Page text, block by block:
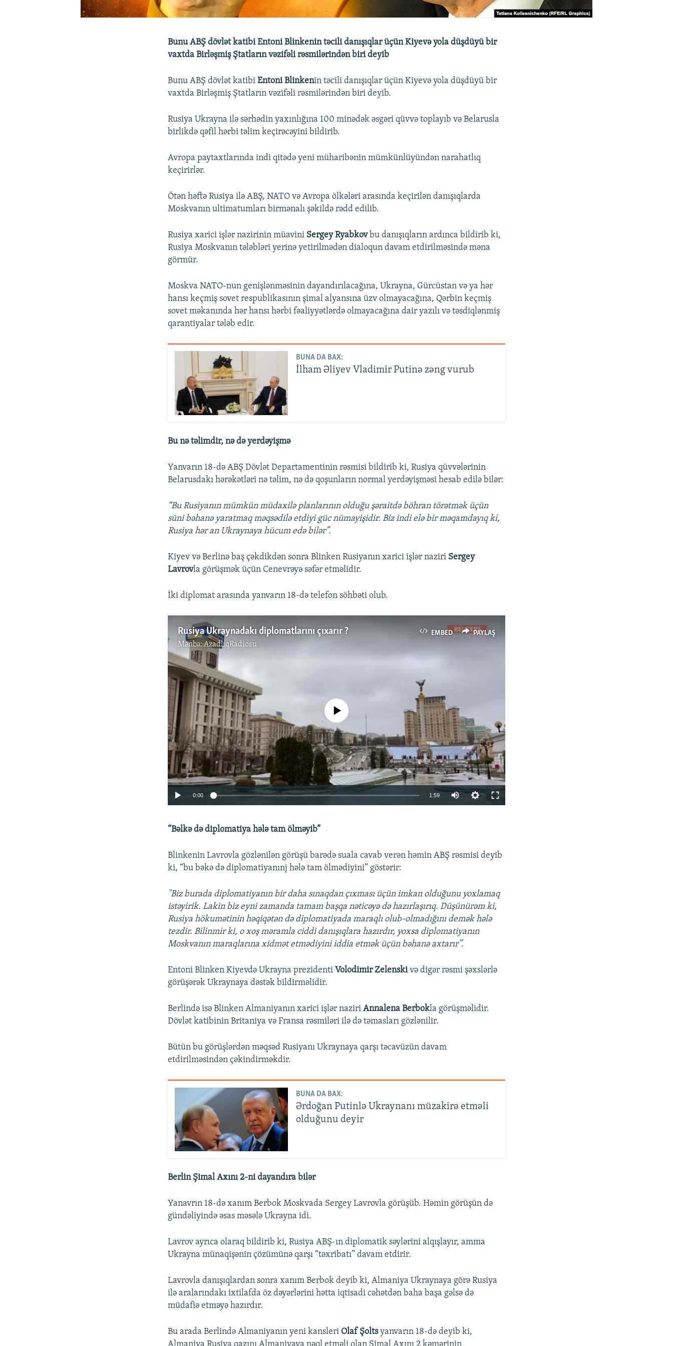
Bunu ABŞ dövlət katibi Entoni Blinkenin təcili danışıqlar üçün Kiyevə yola düşdüyü bir
vaxtda Birləşmiş Ştatların vəzifəli rəsmilərindən biri deyib
Bunu ABŞ dövlət katibiEntoni Blinkenin təcili danışıqlar üçün Kiyevə yola düşdüyü bir
vaxtda Birləşmiş Ştatların vəzifəli rəsmilərindən biri deyib.
Rusiya Ukrayna ilə sərhədin yaxınlığına 100 minədək əsgəri qüvvə toplayıb və Belarusla
birlikdə qəfil hərbi təlim keçirəcəyini bildirib.
Avropa paytaxtlarında indi qitədə yeni müharibənin mümkünlüyündən narahatlıq
keçirirlər.
Ötən həftə Rusiya ilə ABŞ, NATO və Avropa ölkələri arasında keçirilən danışıqlarda
Moskvanın ultimatumları birmənalı şəkildə rədd edilib.
Rusiya xarici işlər nazirinin müavini Sergey Ryabkovbu danışıqların ardınca bildirib ki,
Rusiya Moskvanın tələbləri yerinə yetirilmədən dialoqun davam etdirilməsində məna
görmür.
Moskva NATO-nun genişlənməsinin dayandırılacağına, Ukrayna, Gürcüstan və ya hər
hansı keçmiş sovet respublikasının şimal alyansına üzv olmayacağına, Qərbin keçmiş
sovet məkanında hər hansı hərbi fəaliyyətlərdə olmayacağına dair yazılı və təsdiqlənmiş
qarantiyalar tələb edir.
BUNA DA BAX:
İlham Əliyev Vladimir Putinə zəng vurub
Bu nə təlimdir, nə də yerdəyişmə
Yanvarın 18-də ABŞ Dövlət Departamentinin rəsmisi bildirib ki, Rusiya qüvvələrinin
Belarusdakı hərəkətləri nə təlim, nə də qoşunların normal yerdəyişməsi hesab edilə bilər:
“Bu Rusiyanın mümkün müdaxilə planlarının olduğu şəraitdə böhran törətmək üçün
süni bəhanə yaratmaq məqsədilə etdiyi güc nümayişidir. Biz indi elə bir məqamdayıq ki,
Rusiya hər an Ukraynaya hücum edə bilər”.
Kiyev və Berlinə baş çəkdikdən sonra Blinken Rusiyanın xarici işlər naziri Sergey
Lavrovla görüşmək üçün Cenevrəyə səfər etməlidir.
İki diplomat arasında yanvarın 18-də telefon söhbəti olub.
EMBED PAYLAŞ
Rusiya Ukraynadakı diplomatlarını çıxarır ?
Mənbə:AzadlıqRadiosu
720p 1080p
No media source currently available
0:00 1:59 Auto
“Bəlkə də diplomatiya hələ tam ölməyib”
Blinkenin Lavrovla gözlənilən görüşü barədə suala cavab verən həmin ABŞ rəsmisi deyib
ki, “bu bəkə də diplomatiyanınj hələ tam ölmədiyini” göstərir:
"Biz burada diplomatiyanın bir daha sınaqdan çıxması üçün imkan olduğunu yoxlamaq
istəyirik. Lakin biz eyni zamanda tamam başqa nəticəyə də hazırlaşırıq. Düşünürəm ki,
Rusiya hökumətinin həqiqətən də diplomatiyada maraqlı olub-olmadığını demək hələ
tezdir. Bilinmir ki, o xoş məramla ciddi danışıqlara hazırdır, yoxsa diplomatiyanın
Moskvanın maraqlarına xidmət etmədiyini iddia etmək üçün bəhanə axtarır”.
Entoni Blinken Kiyevdə Ukrayna prezidentiVolodimir Zelenskivə digər rəsmi şəxslərlə
görüşərək Ukraynaya dəstək bildirməlidir.
Berlində isə Blinken Almaniyanın xarici işlər naziriAnnalena Berbokla görüşməlidir.
Dövlət katibinin Britaniya və Fransa rəsmiləri ilə də təmasları gözlənilir.
Bütün bu görüşlərdən məqsəd Rusiyanı Ukraynaya qarşı təcavüzün davam
etdirilməsindən çəkindirməkdir.
BUNA DA BAX:
Ərdoğan Putinlə Ukraynanı müzakirə etməli
olduğunu deyir
Berlin Şimal Axını 2-ni dayandıra bilər
Yanavrın 18-də xanım Berbok Moskvada Sergey Lavrovla görüşüb. Həmin görüşün də
gündəliyində əsas məsələ Ukrayna idi.
Lavrov ayrıca olaraq bildirib ki, Rusiya ABŞ-ın diplomatik səylərini alqışlayır, amma
Ukrayna münaqişənin çözümünə qarşı “təxribatı” davam etdirir.
Lavrovla danışıqlardan sonra xanım Berbok deyib ki, Almaniya Ukraynaya görə Rusiya
ilə aralarındakı ixtilafda öz dəyərlərini hətta iqtisadi cəhətdən baha başa gəlsə də
müdafiə etməyə hazırdır.
Bu arada Berlində Almaniyanın yeni kansleri Olaf Şoltsyanvarın 18-də deyib ki,